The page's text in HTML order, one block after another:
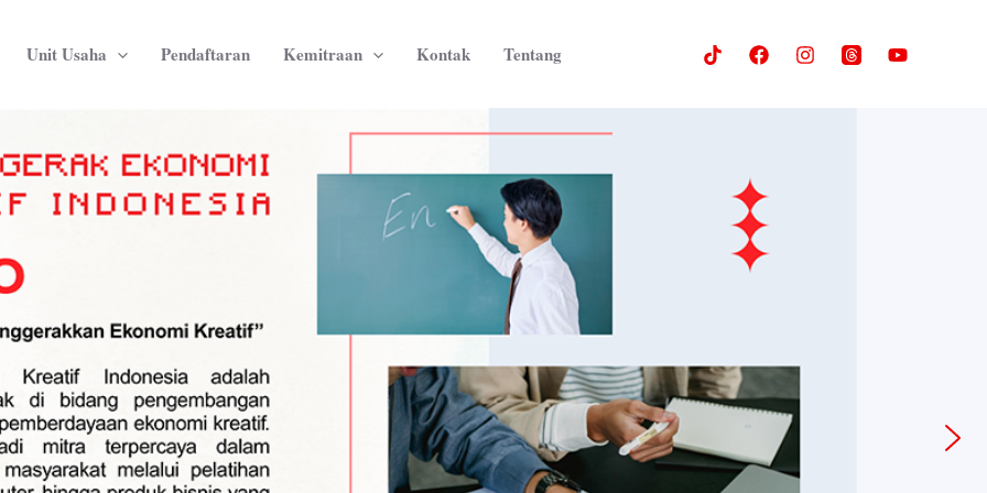
Unit Usaha Pendaftaran Kemitraan Kontak Tentang